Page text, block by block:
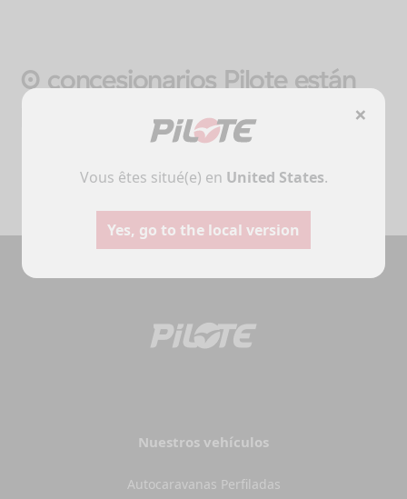
0 concesionarios Pilote están
presentes cerca de Toulouse.
Nuestros vehículos
Autocaravanas Perfiladas
×
Vous êtes situé(e) en United States.
Yes, go to the local version